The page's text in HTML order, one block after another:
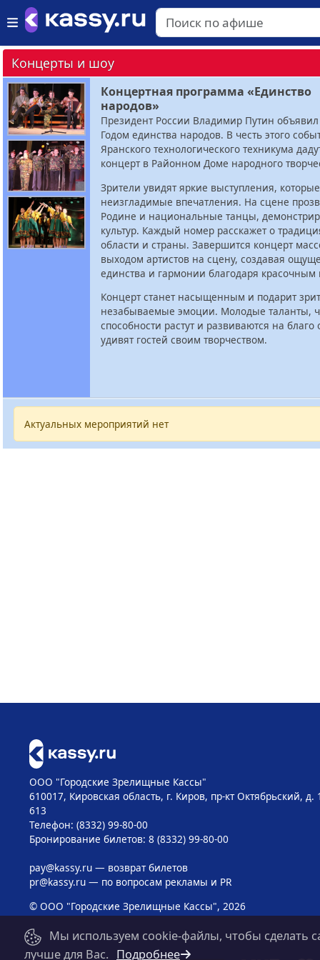
Концерты и шоу
Концертная программа «Единство
народов»
Президент России Владимир Путин объявил
Годом единства народов. В честь этого
Яранского технологического техникума
концерт в Районном Доме народного
Зрители увидят яркие выступления,
неизгладимые впечатления. На сцене
Родине и национальные танцы,
культур. Каждый номер расскажет о
области и страны. Завершится концерт
выходом артистов на сцену, создавая
единства и гармонии благодаря
Концерт станет насыщенным и подарит
незабываемые эмоции. Молодые таланты,
способности растут и развиваются на благо
удивят гостей своим творчеством.
Актуальных мероприятий нет
ООО "Городские Зрелищные Кассы"
610017, Кировская область, г. Киров, пр-кт Октябрьский, д.
613
Телефон: (8332) 99-80-00
Бронирование билетов: 8 (8332) 99-80-00
pay@kassy.ru— возврат билетов
pr@kassy.ru— по вопросам рекламы и PR
© ООО "Городские Зрелищные Кассы", 2026
Мы используем cookie-файлы, чтобы сделать
лучше для Вас. Подробнее